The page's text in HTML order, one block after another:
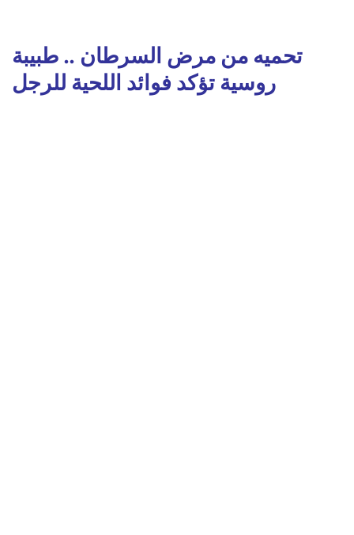
تحميه من مرض السرطان .. طبيبة
روسية تؤكد فوائد اللحية للرجل